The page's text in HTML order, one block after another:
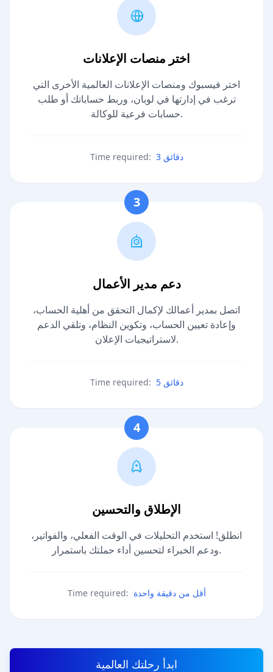
اختر منصات الإعلانات
اختر فيسبوك ومنصات الإعلانات العالمية الأخرى التي
ترغب في إدارتها في لوبان، وربط حساباتك أو طلب
حسابات فرعية للوكالة.
Time required: 3 دقائق
3
دعم مدير الأعمال
اتصل بمدير أعمالك لإكمال التحقق من أهلية الحساب،
وإعادة تعيين الحساب، وتكوين النظام، وتلقي الدعم
لاستراتيجيات الإعلان.
Time required: 5 دقائق
4
الإطلاق والتحسين
انطلق! استخدم التحليلات في الوقت الفعلي، والفواتير،
ودعم الخبراء لتحسين أداء حملتك باستمرار.
Time required: أقل من دقيقة واحدة
ابدأ رحلتك العالمية